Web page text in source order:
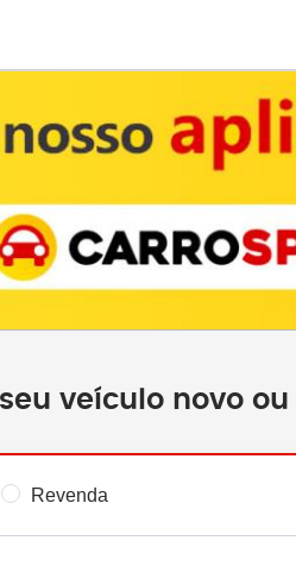
veículo novo
Revenda